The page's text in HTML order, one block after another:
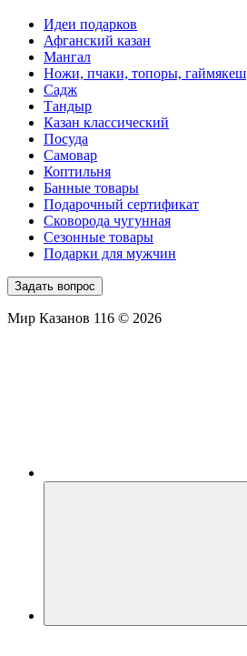
Идеи подарков
Афганский казан
Мангал
Ножи, пчаки, топоры, гаймякеш
Садж
Тандыр
Казан классический
Посуда
Самовар
Коптильня
Банные товары
Подарочный сертификат
Сковорода чугунная
Сезонные товары
Подарки для мужчин
Задать вопрос
Мир Казанов 116 © 2026